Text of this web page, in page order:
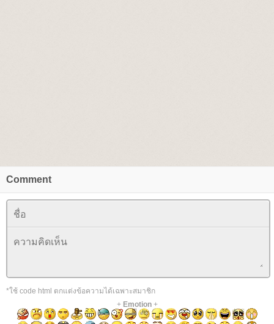
Comment
*ใช้ code html ตกแต่งข้อความได้เฉพาะสมาชิก
+ Emotion+